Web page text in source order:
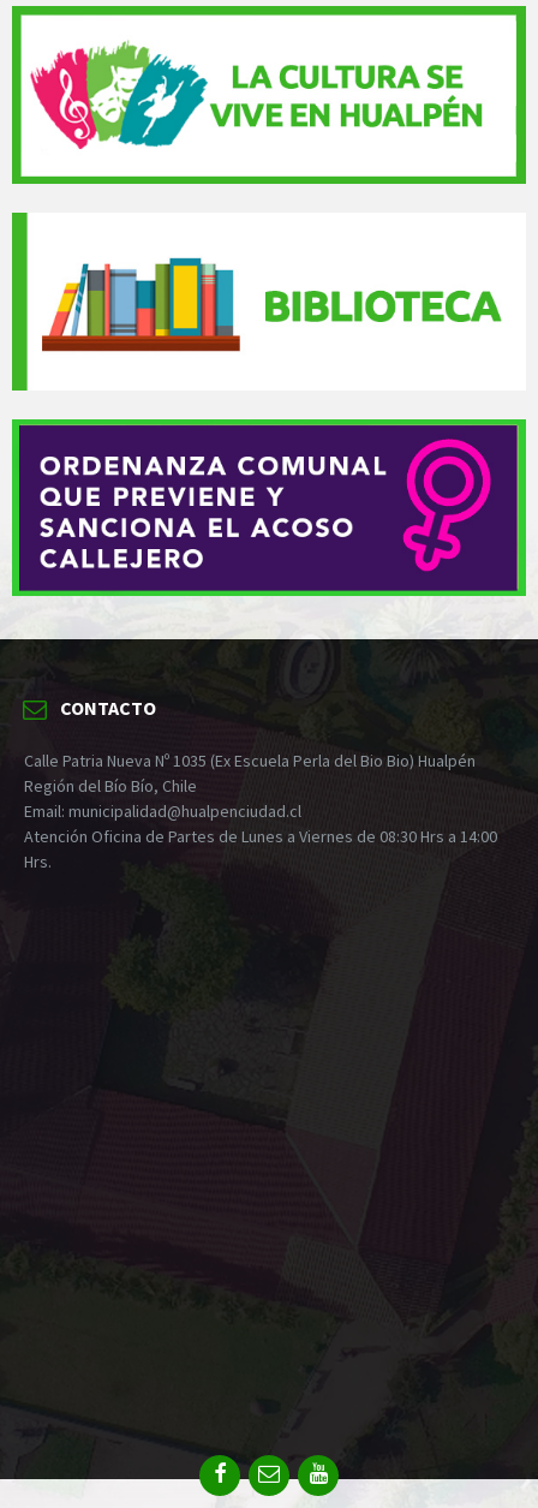
CONTACTO
Calle Patria Nueva Nº 1035 (Ex Escuela Perla del Bio Bio) Hualpén
Región del Bío Bío, Chile
Email: municipalidad@hualpenciudad.cl
Atención Oficina de Partes de Lunes a Viernes de 08:30 Hrs a 14:00
Hrs.